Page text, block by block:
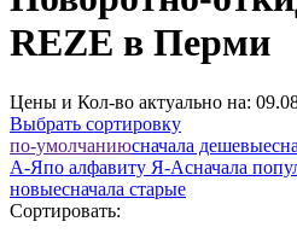
REZE в Перми
Цены и Кол-во актуально на:
Выбрать сортировку
по-умолчаниюcначала дешевые
А-Япо алфавиту Я-Аcначала
новыеcначала старые
Сортировать: